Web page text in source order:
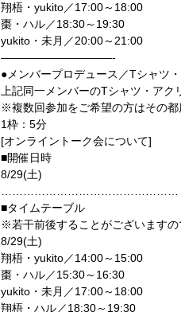
翔梧・yukito／17:00～ 18:00
棗・ハル／18:30～ 19:30
yukito ・未月／20:00～ 21:00
——————————-
● メンバープロデュース／Tシャツ
上記同一メンバーのTシャツ・アク
※複数回参加をご希望の方はその都
1枠：5分
[オンライントーク会について]
■開催日時
8/29(土)
■タイムテーブル
※若干前後することがございますの
8/29(土)
翔梧・ yukito／14:00～ 15:00
棗・ハル／15:30～ 16:30
yukito ・未月／17:00～ 18:00
翔梧・ハル／18:30～ 19:30